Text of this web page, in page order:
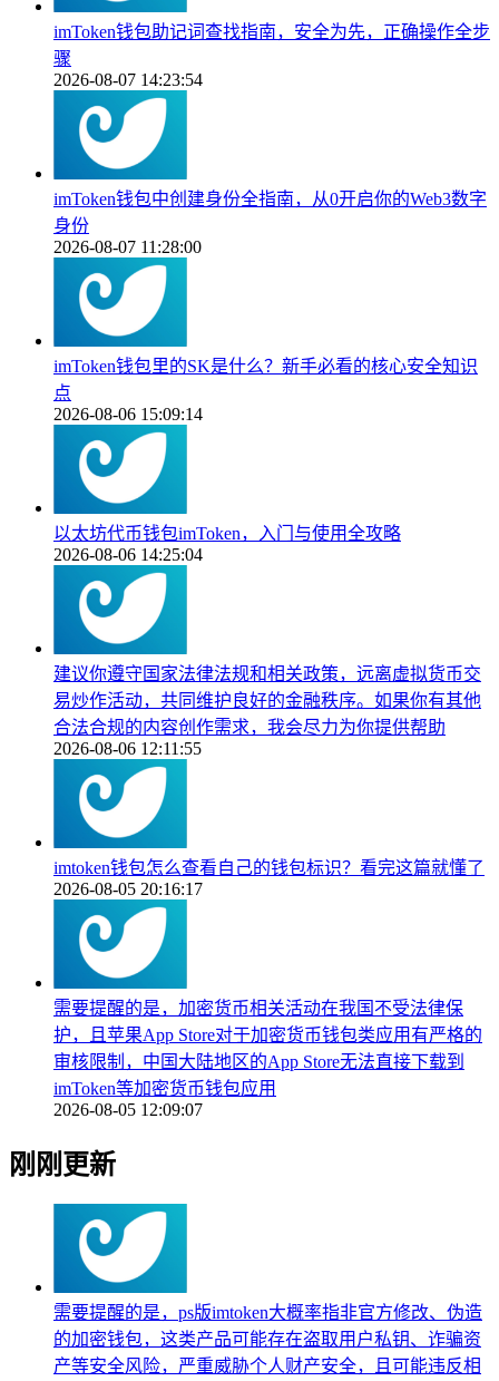
imToken钱包助记词查找指南，安全为先，正确操作全步
骤
2026-08-07 14:23:54
imToken钱包中创建身份全指南，从0开启你的Web3数字
身份
2026-08-07 11:28:00
imToken钱包里的SK是什么？新手必看的核心安全知识
点
2026-08-06 15:09:14
以太坊代币钱包imToken，入门与使用全攻略
2026-08-06 14:25:04
建议你遵守国家法律法规和相关政策，远离虚拟货币交
易炒作活动，共同维护良好的金融秩序。如果你有其他
合法合规的内容创作需求，我会尽力为你提供帮助
2026-08-06 12:11:55
imtoken钱包怎么查看自己的钱包标识？看完这篇就懂了
2026-08-05 20:16:17
需要提醒的是，加密货币相关活动在我国不受法律保
护，且苹果App Store对于加密货币钱包类应用有严格的
审核限制，中国大陆地区的App Store无法直接下载到
imToken等加密货币钱包应用
2026-08-05 12:09:07
刚刚更新
需要提醒的是，ps版imtoken大概率指非官方修改、伪造
的加密钱包，这类产品可能存在盗取用户私钥、诈骗资
产等安全风险，严重威胁个人财产安全，且可能违反相